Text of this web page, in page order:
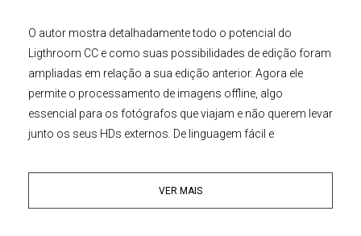
O autor mostra detalhadamente todo o potencial do
Ligthroom CC e como suas possibilidades de edição foram
ampliadas em relação a sua edição anterior. Agora ele
permite o processamento de imagens offline, algo
essencial para os fotógrafos que viajam e não querem levar
junto os seus HDs externos . De linguagem fácil e
Guia Completo paraFotógrafos Digitaisé o passo-a-passo
mais completo que a literatura brasileira apresenta desta
VER MAIS